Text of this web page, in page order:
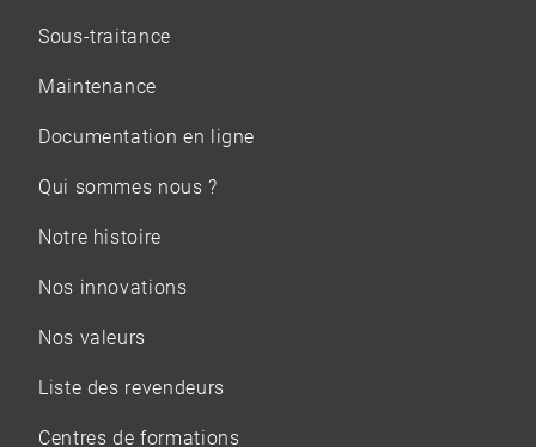
Sous-traitance
Maintenance
Documentation en ligne
Qui sommes nous ?
Notre histoire
Nos innovations
Nos valeurs
Liste des revendeurs
Centres de formations